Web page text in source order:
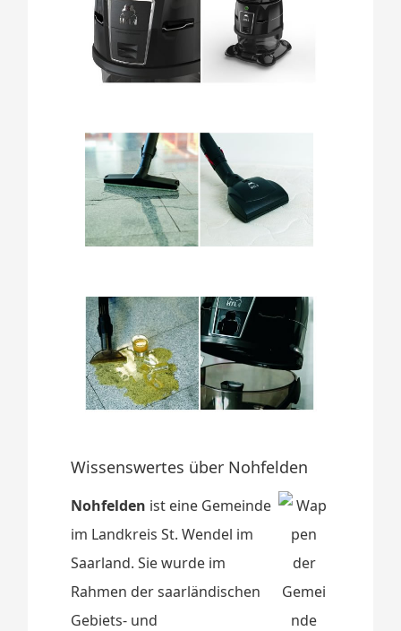
Wissenswertes über Nohfelden
Nohfelden ist eine Gemeinde
im Landkreis St. Wendel im
Saarland. Sie wurde im
Rahmen der saarländischen
Gebiets- und